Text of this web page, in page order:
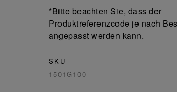
*Bitte beachten Sie, dass der
Produktreferenzcode je nach
angepasst werden kann.
SKU
1501G100